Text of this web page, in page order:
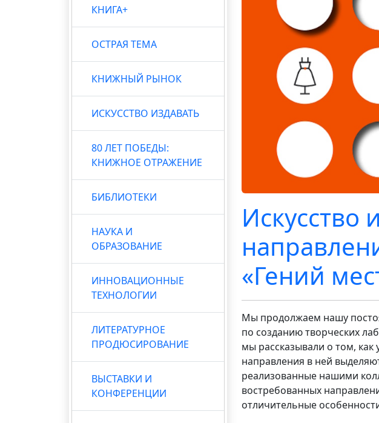
КНИГА+
ОСТРАЯ ТЕМА
КНИЖНЫЙ РЫНОК
ИСКУССТВО ИЗДАВАТЬ
80 ЛЕТ ПОБЕДЫ:
КНИЖНОЕ ОТРАЖЕНИЕ
БИБЛИОТЕКИ
НАУКА И
ОБРАЗОВАНИЕ
ИННОВАЦИОННЫЕ
ТЕХНОЛОГИИ
ЛИТЕРАТУРНОЕ
ПРОДЮСИРОВАНИЕ
ВЫСТАВКИ И
КОНФЕРЕНЦИИ
Искусство
«Гений
Мы продолжаем нашу
по созданию творческих
мы рассказывали о том,
направления в ней
реализованные нашими
востребованных
отличительные